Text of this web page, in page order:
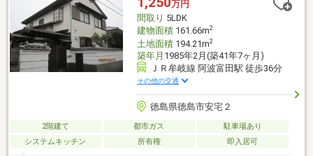
万円
間取り 5LDK
建物面積161.66m2
土地面積194.21m2
築年月 1985年2月(築41年7ヶ月)
ＪＲ牟岐線 阿波富田駅 徒歩36分
その他の交通
徳島県徳島市安宅２
2階建て 都市ガス
駐車場あり
システムキッチン
所有権 即入居可